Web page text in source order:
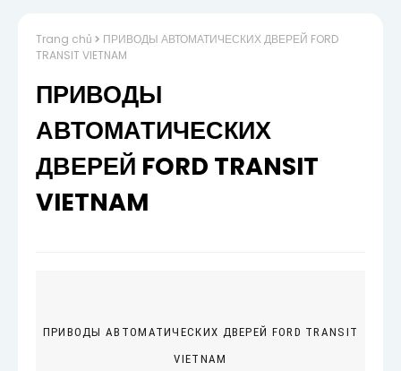
Trang chủ
ПРИВОДЫ АВТОМАТИЧЕСКИХ ДВЕРЕЙ FORD
TRANSIT VIETNAM
ПРИВОДЫ
АВТОМАТИЧЕСКИХ
ДВЕРЕЙ FORD TRANSIT
VIETNAM
ПРИВОДЫ АВТОМАТИЧЕСКИХ ДВЕРЕЙ FORD TRANSIT
VIETNAM